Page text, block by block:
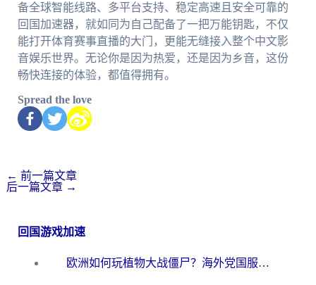
备全球智能线路、多平台支持、稳定高速且安全可靠的
回国加速器，就如同为自己配备了一把万能钥匙，不仅
能打开体育赛事直播的大门，更能无缝接入整个中文影
音娱乐世界。无论你是因为热爱，还是因为乡音，这份
畅快连接的体验，都值得拥有。
Spread the love
← 前一篇文章
后一篇文章 →
回国游戏加速
欧洲如何玩植物大战僵尸？海外党国服游戏加速避坑指南（附实测对比）